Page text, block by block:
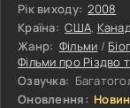
намір побачитися
близьких людей.
прибувають,
досить повільно.
його
Рік виходу: 2008
Країна: США,
Жанр: Фільми /
Фільми про Різдво
Озвучка:
Оновлення: